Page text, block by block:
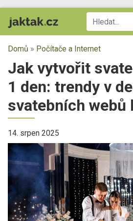
Domů » Počítače a Internet
Jak vytvořit
1 den: trendy v
svatebních webů
14. srpen 2025